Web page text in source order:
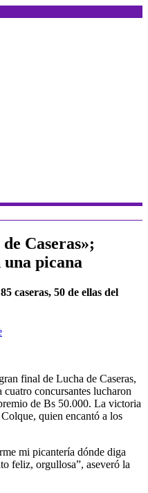
Caseras»;
picana
caseras, 50 de ellas del
final de Lucha de Caseras,
concursantes lucharon
de Bs 50.000. La victoria
quien encantó a los
mi picantería dónde diga
feliz, orgullosa”, aseveró la